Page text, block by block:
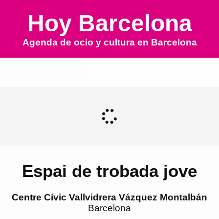
Hoy Barcelona
Agenda de ocio y cultura en Barcelona
Espai de trobada jove
Centre Cívic Vallvidrera Vázquez Montalbán
Barcelona